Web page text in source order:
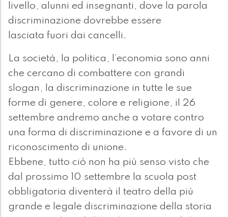
livello, alunni ed insegnanti, dove la parola
discriminazione dovrebbe essere
lasciata fuori dai cancelli.
La società, la politica, l’economia sono anni
che cercano di combattere con grandi
slogan, la discriminazione in tutte le sue
forme di genere, colore e religione, il 26
settembre andremo anche a votare contro
una forma di discriminazione e a favore di un
riconoscimento di unione.
Ebbene, tutto ciò non ha più senso visto che
dal prossimo 10 settembre la scuola post
obbligatoria diventerà il teatro della più
grande e legale discriminazione della storia